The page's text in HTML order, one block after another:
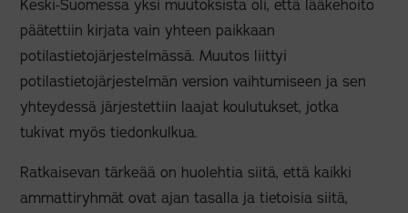
Keski-Suomessa yksi muutoksista oli, että lääkehoito
päätettiin kirjata vain yhteen paikkaan
potilastietojärjestelmässä. Muutos liittyi
potilastietojärjestelmän version vaihtumiseen ja sen
yhteydessä järjestettiin laajat koulutukset, jotka
tukivat myös tiedonkulkua.
Ratkaisevan tärkeää on huolehtia siitä, että kaikki
ammattiryhmät ovat ajan tasalla ja tietoisia siitä,